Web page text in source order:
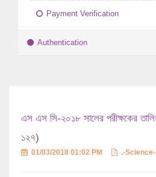
Payment Verification
Authentication
এস এস সি-২০১৮ সালের পরীক্ষকের
১২৭)
01/03/2018 01:02 PM .-